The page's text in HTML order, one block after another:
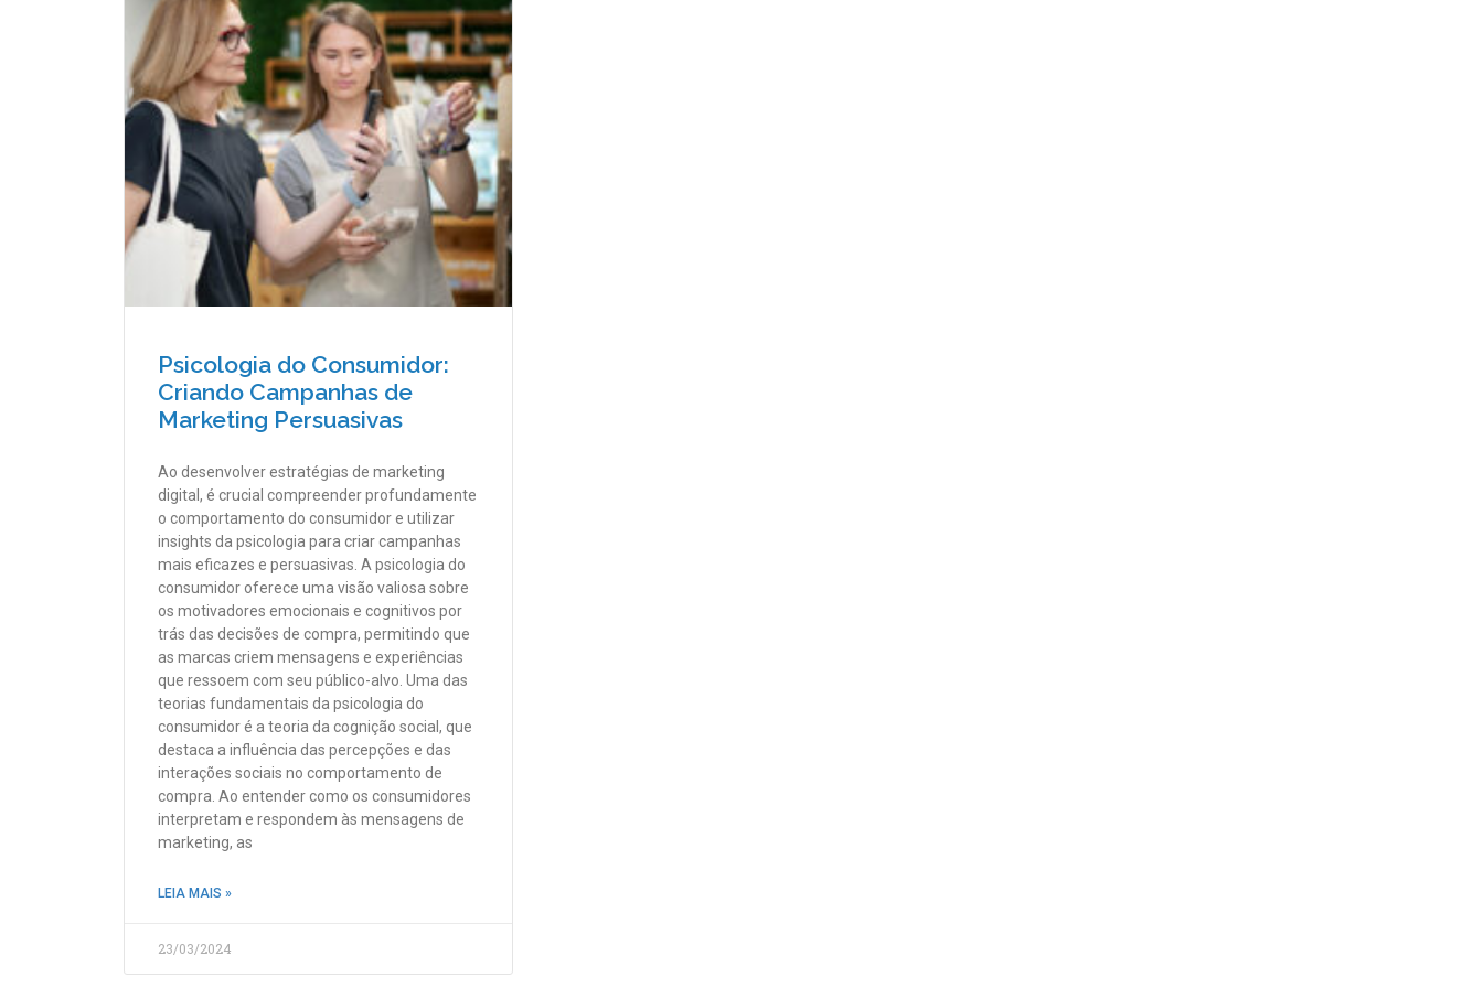
Psicologia do Consumidor:
Criando Campanhas de
Marketing Persuasivas
Ao desenvolver estratégias de marketing
digital, é crucial compreender profundamente
o comportamento do consumidor e utilizar
insights da psicologia para criar campanhas
mais eficazes e persuasivas. A psicologia do
consumidor oferece uma visão valiosa sobre
os motivadores emocionais e cognitivos por
trás das decisões de compra, permitindo que
as marcas criem mensagens e experiências
que ressoem com seu público-alvo. Uma das
teorias fundamentais da psicologia do
consumidor é a teoria da cognição social, que
destaca a influência das percepções e das
interações sociais no comportamento de
compra. Ao entender como os consumidores
interpretam e respondem às mensagens de
marketing, as
LEIA MAIS »
23/03/2024